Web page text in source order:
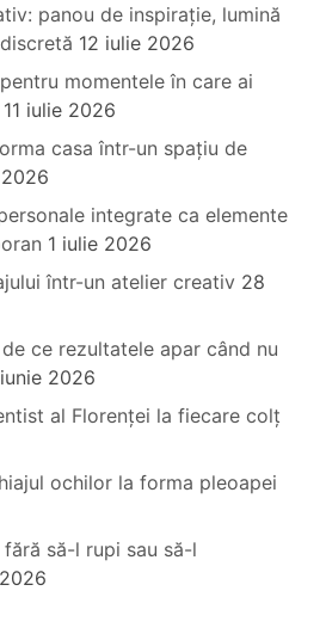
panou de inspirație, lumină
12 iulie 2026
momentele în care ai
11 iulie 2026
casa într-un spațiu de
integrate ca elemente
1 iulie 2026
într-un atelier creativ 28
ce rezultatele apar când nu
2026
al Florenței la fiecare colț
ochilor la forma pleoapei
să-l rupi sau să-l